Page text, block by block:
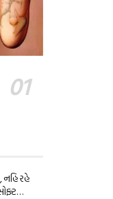
નહિ રહે